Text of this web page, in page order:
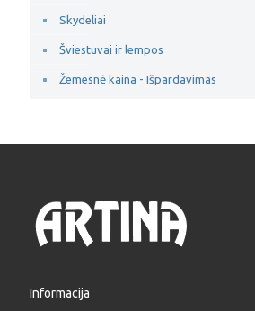
Skydeliai
Šviestuvai ir lempos
Žemesnė kaina - Išpardavimas
Informacija